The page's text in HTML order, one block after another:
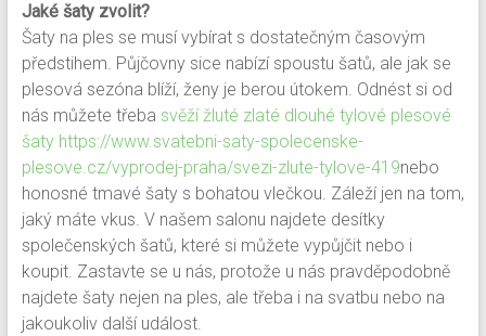
Jaké šaty zvolit?
Šaty na ples se musí vybírat s dostatečným časovým
předstihem. Půjčovny sice nabízí spoustu šatů, ale jak se
plesová sezóna blíží, ženy je berou útokem. Odnést si od
nás můžete třeba svěží žluté zlaté dlouhé tylové plesové
šaty https://www.svatebni-saty-spolecenske-
plesove.cz/vyprodej-praha/svezi-zlute-tylove-419nebo
honosné tmavé šaty s bohatou vlečkou. Záleží jen na tom,
jaký máte vkus. V našem salonu najdete desítky
společenských šatů, které si můžete vypůjčit nebo i
koupit. Zastavte se u nás, protože u nás pravděpodobně
najdete šaty nejen na ples, ale třeba i na svatbu nebo na
jakoukoliv další událost.